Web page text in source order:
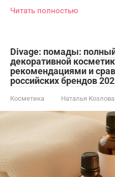
Читать полностью
Divage: помады:
декоративной
рекомендациями и
российских брендов
Косметика Наталья Козлова